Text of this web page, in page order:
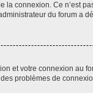
la connexion. Ce n’est
du forum a
et votre connexion au
problèmes de